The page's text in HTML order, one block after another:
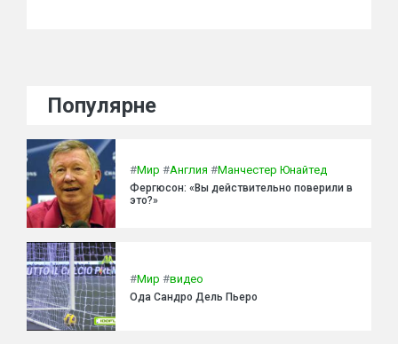
Популярне
#Мир #Англия #Манчестер Юнайтед
Фергюсон: «Вы действительно поверили в
это?»
#Мир #видео
Ода Сандро Дель Пьеро